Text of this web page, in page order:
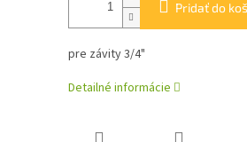
Pridať do
pre závity 3/4"
Detailné informácie